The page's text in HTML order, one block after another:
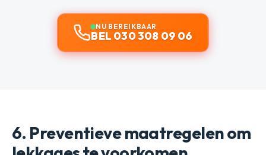
NU BEREIKBAAR
BEL 030 308 09 06
6. Preventieve maatregelen om